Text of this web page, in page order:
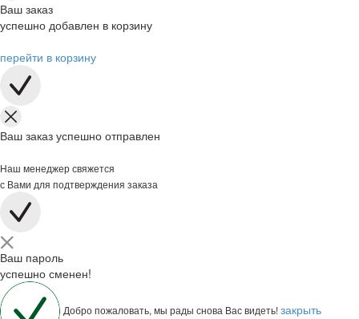
Ваш заказ
успешно добавлен в корзину
перейти в корзину
Ваш заказ успешно отправлен
Наш менеджер свяжется
с Вами для подтверждения заказа
Ваш пароль
успешно сменен!
Добро пожаловать, мы рады снова Вас видеть!закрыть